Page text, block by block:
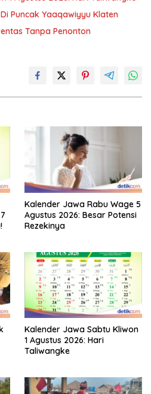
Puncak Yaaqawiyyu Klaten
Tanpa Penonton
Kalender Jawa Rabu Wage 5
Agustus 2026: Besar Potensi
Rezekinya
Kalender Jawa Sabtu Kliwon
1 Agustus 2026: Hari
Taliwangke